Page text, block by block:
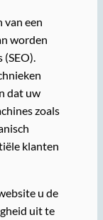
van een
worden
dat uw
zoals
klanten
u de
uit te